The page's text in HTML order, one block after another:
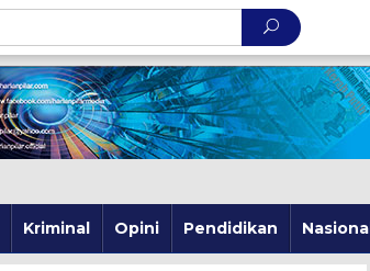
Kriminal Opini Pendidikan Nasional